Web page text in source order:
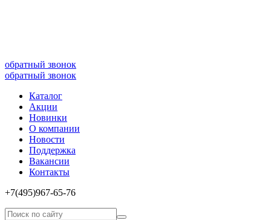
обратный звонок
обратный звонок
Каталог
Акции
Новинки
О компании
Новости
Поддержка
Вакансии
Контакты
+7(495)967­-65­-76